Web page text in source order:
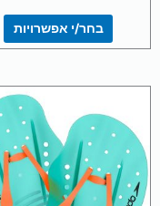
בחר/י אפשרויות
למוצר
זה
יש
מספר
סוגים.
ניתן